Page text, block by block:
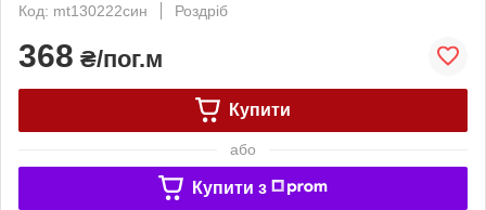
Код: mt130222син
Роздріб
368 ₴/пог.м
Купити
або
Купити з